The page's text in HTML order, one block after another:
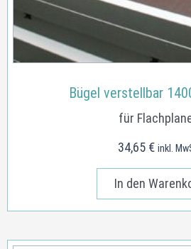
Bügel verstellbar
für
34,65 € inkl.
In den